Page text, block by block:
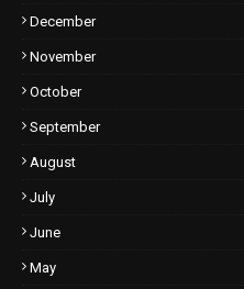
December
November
October
September
August
July
June
May